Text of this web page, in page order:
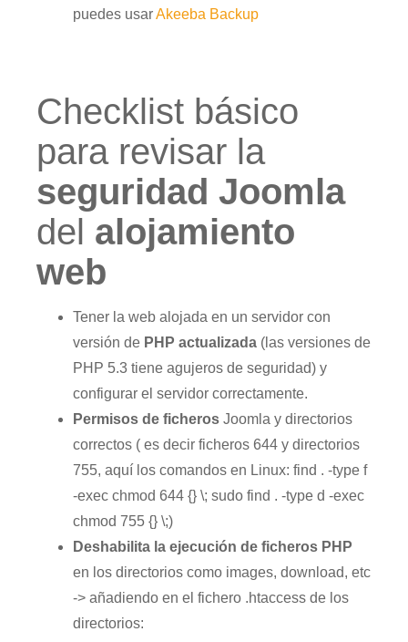
puedes usarAkeeba Backup
Checklist básico
para revisar la
seguridad Joomla
del alojamiento
web
Tener la web alojada en un servidor con
versión de PHP actualizada (las versiones de
PHP 5.3 tiene agujeros de seguridad) y
configurar el servidor correctamente.
Permisos de ficheros Joomla y directorios
correctos ( es decir ficheros 644 y directorios
755, aquí los comandos en Linux: find . -type f
-exec chmod 644 {} \; sudo find . -type d -exec
chmod 755 {} \;)
Deshabilita la ejecución de ficheros PHP
en los directorios como images, download, etc
-> añadiendo en el fichero .htaccess de los
directorios: